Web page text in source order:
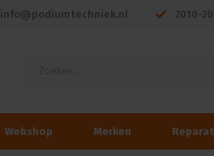
info@podiumtechniek.nl 2010-
Webshop Merken